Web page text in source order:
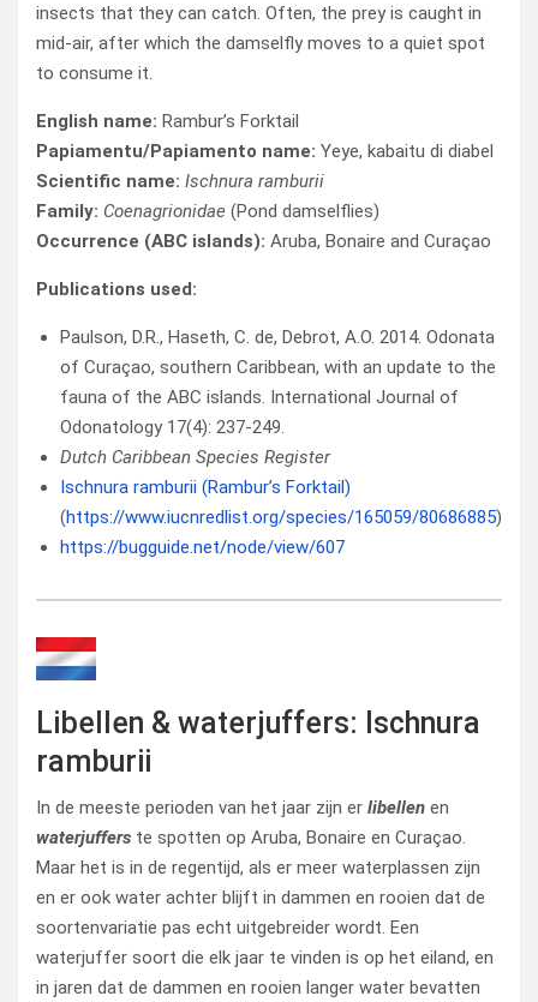
insects that they can catch. Often, the prey is caught in
mid-air, after which the damselfly moves to a quiet spot
to consume it.
English name: Rambur’s Forktail
Papiamentu/Papiamento name: Yeye, kabaitu di diabel
Scientific name: Ischnura ramburii
Family: Coenagrionidae (Pond damselflies)
Occurrence (ABC islands): Aruba, Bonaire and Curaçao
Publications used:
Paulson, D.R., Haseth, C. de, Debrot, A.O. 2014. Odonata
of Curaçao, southern Caribbean, with an update to the
fauna of the ABC islands. International Journal of
Odonatology 17(4): 237-249.
Dutch Caribbean Species Register
Ischnura ramburii (Rambur’s Forktail)
(https://www.iucnredlist.org/species/165059/80686885)
https://bugguide.net/node/view/607
Libellen & waterjuffers: Ischnura
ramburii
In de meeste perioden van het jaar zijn er libellen en
waterjuffers te spotten op Aruba, Bonaire en Curaçao.
Maar het is in de regentijd, als er meer waterplassen zijn
en er ook water achter blijft in dammen en rooien dat de
soortenvariatie pas echt uitgebreider wordt. Een
waterjuffer soort die elk jaar te vinden is op het eiland, en
in jaren dat de dammen en rooien langer water bevatten